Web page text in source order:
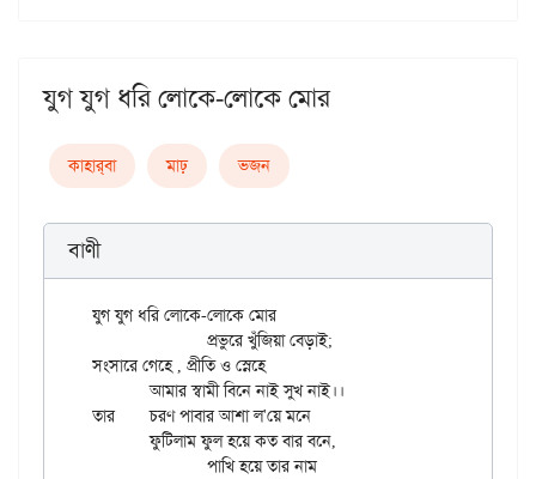
যুগ যুগ ধরি লোকে-লোকে মোর
কাহার্‌বা মাঢ় ভজন
বাণী
যুগ যুগ ধরি লোকে-লোকে মোর
সংসারে গেহে , প্রীতি ও স্নেহে
	আমার স্বামী বিনে নাই সুখ নাই।।
তার	চরণ পাবার আশা ল'য়ে মনে
	ফুটিলাম ফুল হয়ে কত বার বনে,